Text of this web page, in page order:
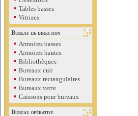
▪ Tables basses
▪ Vitrines
Bureau de direction
▪ Armoires basses
▪ Armoires hautes
▪ Bibliothèques
▪ Bureaux cuir
▪ Bureaux rectangulaires
▪ Bureaux verre
▪ Caissons pour bureaux
Bureau opérative